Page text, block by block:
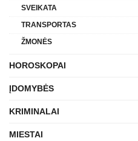
SVEIKATA
TRANSPORTAS
ŽMONĖS
HOROSKOPAI
ĮDOMYBĖS
KRIMINALAI
MIESTAI